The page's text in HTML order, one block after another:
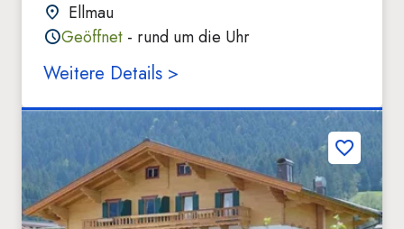
Ellmau
Geöffnet - rund um die Uhr
Weitere Details >